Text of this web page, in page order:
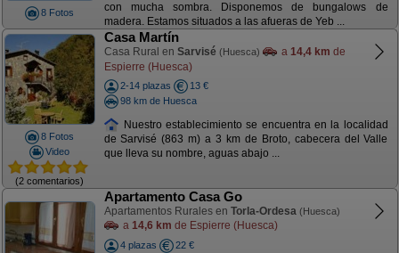
8 Fotos
con mucha sombra. Disponemos de bungalows de
madera. Estamos situados a las afueras de Yeb ...
8 Fotos
Video
(2 comentarios)
Casa Martín
Casa Rural en Sarvisé (Huesca) a 14,4 km de
Espierre (Huesca)
2-14 plazas
13 €
98 km de Huesca
Nuestro establecimiento se encuentra en la localidad
de Sarvisé (863 m) a 3 km de Broto, cabecera del Valle
que lleva su nombre, aguas abajo ...
Apartamento Casa Go
Apartamentos Rurales en Torla-Ordesa (Huesca)
a 14,6 km de Espierre (Huesca)
4 plazas
22 €